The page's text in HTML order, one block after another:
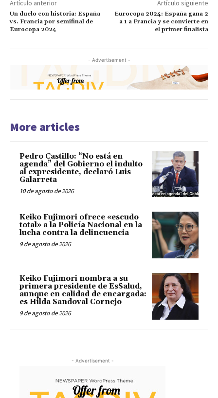
Artículo anterior
Un duelo con historia: España
vs. Francia por semifinal de
Eurocopa 2024
Artículo siguiente
Eurocopa 2024: España gana 2
a 1 a Francia y se convierte en
el primer finalista
- Advertisement -
More articles
Pedro Castillo: “No está en
agenda” del Gobierno el indulto
al expresidente, declaró Luis
Galarreta
10 de agosto de 2026
Keiko Fujimori ofrece «escudo
total» a la Policía Nacional en la
lucha contra la delincuencia
9 de agosto de 2026
Keiko Fujimori nombra a su
primera presidente de EsSalud,
aunque en calidad de encargada:
es Hilda Sandoval Cornejo
9 de agosto de 2026
- Advertisement -